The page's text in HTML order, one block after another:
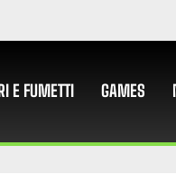
E FUMETTI GAMES